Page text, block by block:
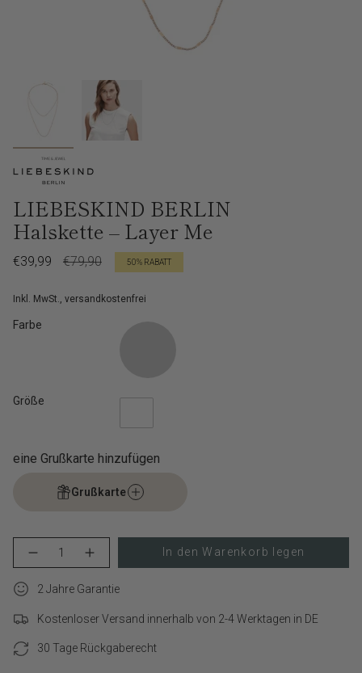
LIEBESKIND BERLIN
Halskette – Layer Me
Verkaufspreis
€39,99
Regulärer
€79,90 50% RABATT
Inkl. MwSt., versandkostenfrei
Farbe
Größe
eine Grußkarte hinzufügen
Grußkarte
cart\">
quantity
</span>
Menge
für
BERLIN
Layer
verringern
Schaltfläche
-
BERLIN
Halskette
Layer
Me">
In den Warenkorb legen
2 Jahre Garantie
Kostenloser Versand innerhalb von 2-4 Werktagen in DE
30 Tage Rückgaberecht